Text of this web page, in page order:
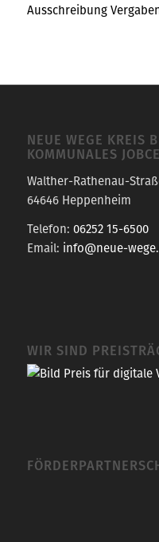
Ausschreibung
NEUE WEGE KREIS
OMMUNALES
Walther-Rathenau-
64646 Heppenheim
Telefon: 06252 15-6500
Email: info@neue-
WIR SIND